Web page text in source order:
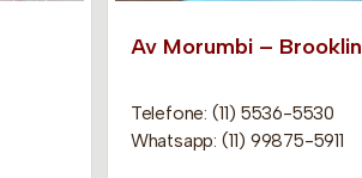
Av Morumbi – Brooklin
Telefone: (11) 5536-5530
Whatsapp: (11) 99875-5911